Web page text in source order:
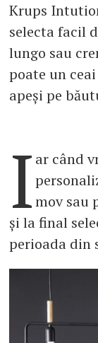
Krups
selecta facil
lungo sau
poate un
apeși pe
I ar când
mov sau
și la final
perioada din